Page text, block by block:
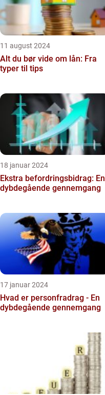
11 august 2024
Alt du bør vide om lån: Fra
typer til tips
18 januar 2024
Ekstra befordringsbidrag: En
dybdegående gennemgang
17 januar 2024
Hvad er personfradrag - En
dybdegående gennemgang